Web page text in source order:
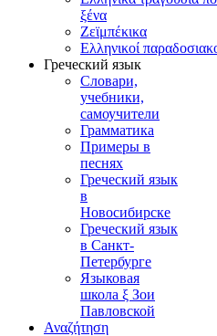
ξένα
Ζεϊμπέκικα
Ελληνικοί
Греческий язык
Словари,
учебники,
самоучители
Грамматика
Примеры в
песнях
Греческий язык
в
Новосибирске
Греческий язык
в Санкт-
Петербурге
Языковая
школа ξ Зои
Павловской
Αναζήτηση